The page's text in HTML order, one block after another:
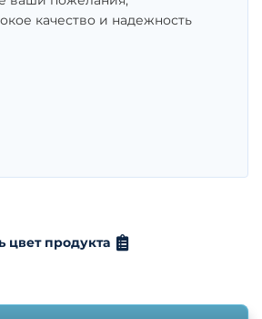
качество и надежность
цвет продукта